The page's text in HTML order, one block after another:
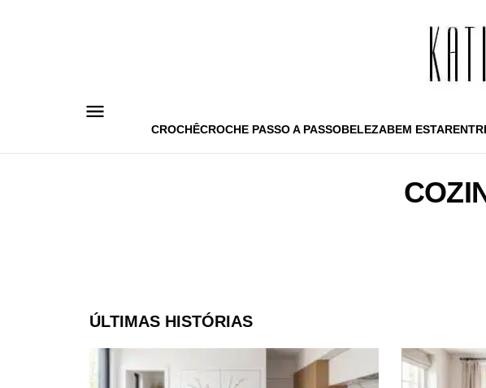
CROCHÊCROCHE PASSO A PASSOBELEZABEM ESTAR
ÚLTIMAS HISTÓRIAS